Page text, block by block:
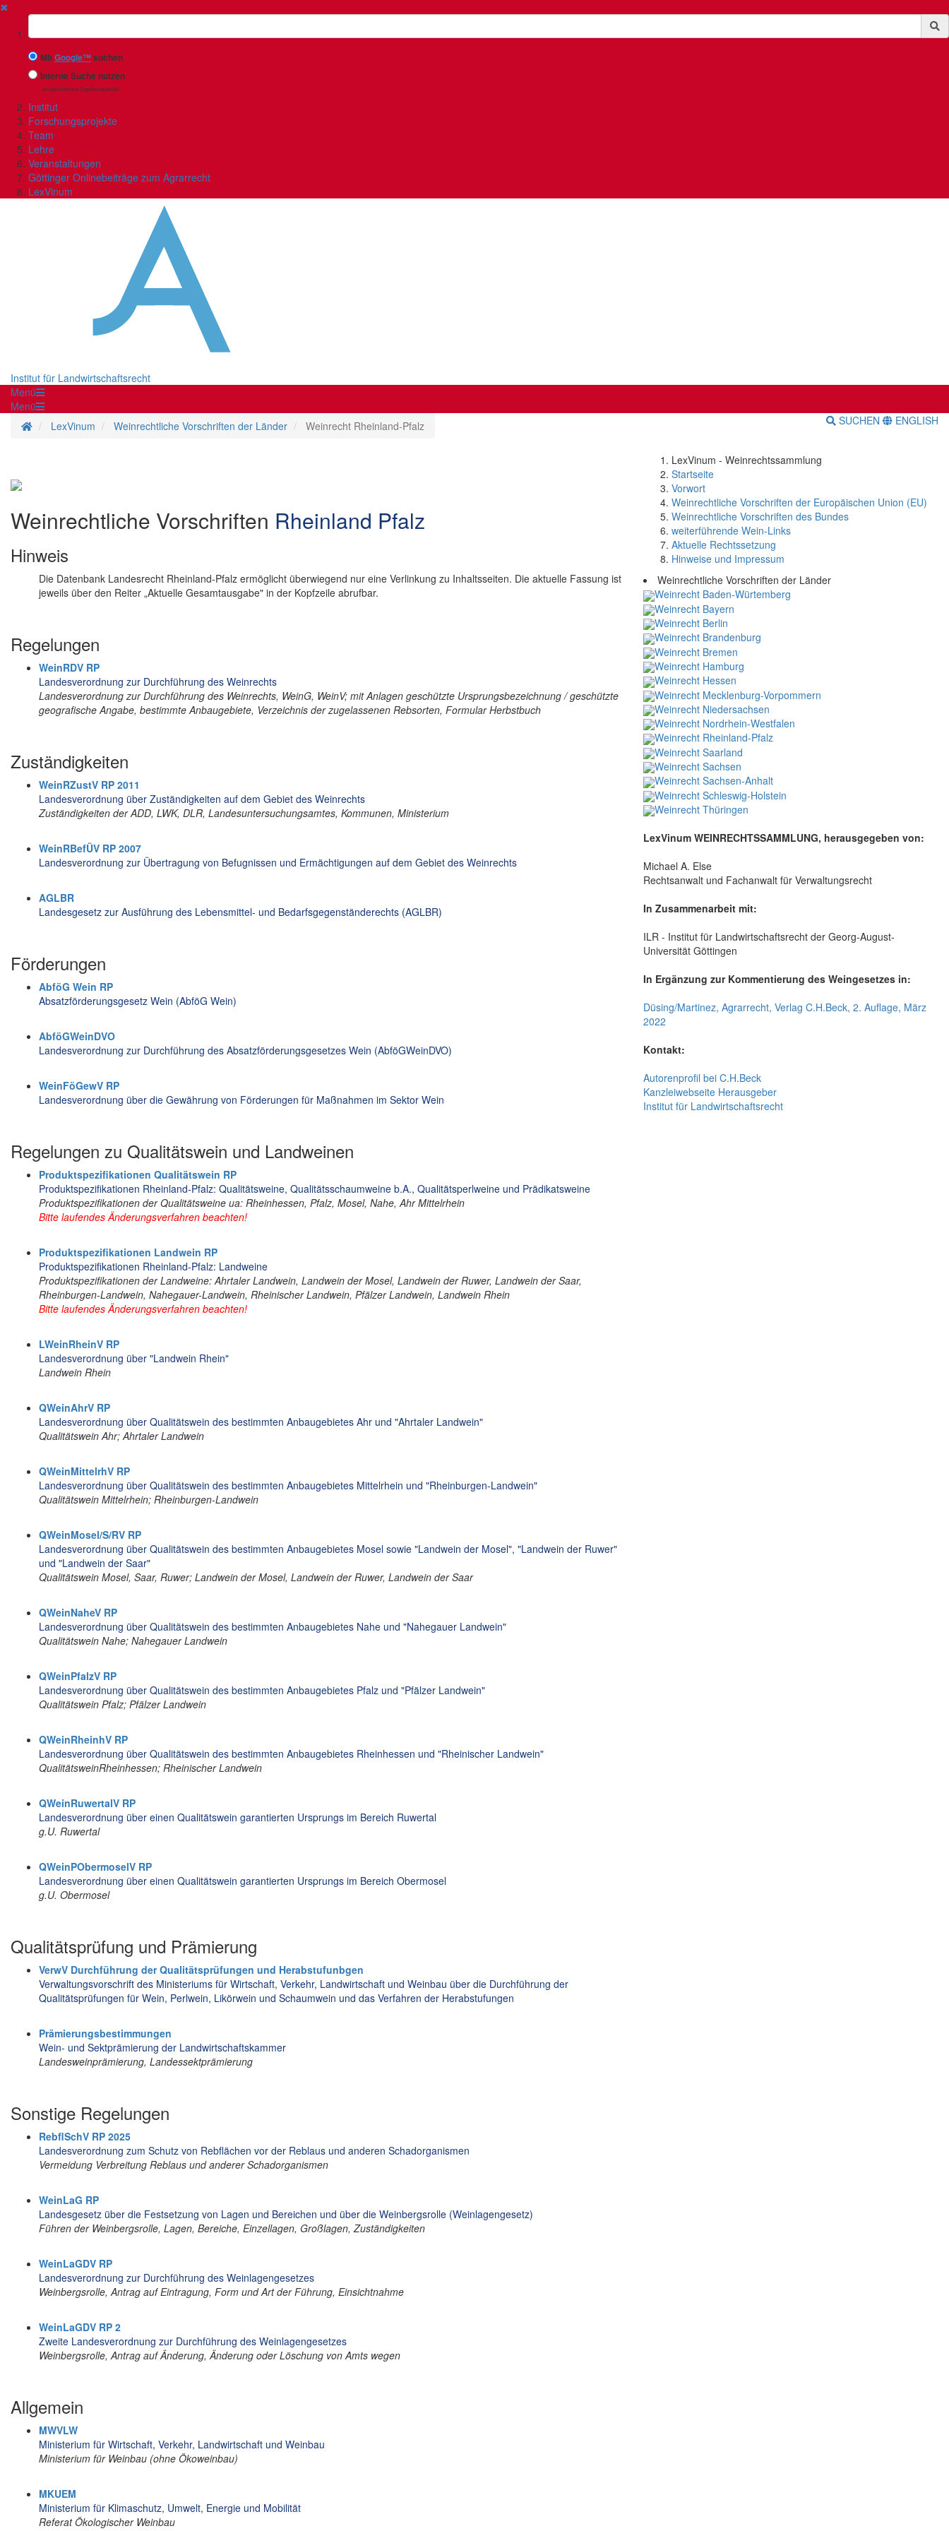
✖
Suchbegriff
MitGoogle™suchen
Interne Suche nutzen
(eingeschränkte Ergebnisqualität)
Institut
Forschungsprojekte
Team
Lehre
Veranstaltungen
Göttinger Onlinebeiträge zum Agrarrecht
LexVinum
Institut für Landwirtschaftsrecht
Menü
Menü
StartseiteLexVinum Weinrechtliche Vorschriften der Länder Weinrecht Rheinland-Pfalz SUCHEN ENGLISH
Weinrechtliche Vorschriften Rheinland Pfalz
Hinweis
Die Datenbank Landesrecht Rheinland-Pfalz ermöglicht überwiegend nur eine Verlinkung zu Inhaltsseiten. Die aktuelle Fassung ist
jeweils über den Reiter „Aktuelle Gesamtausgabe" in der Kopfzeile abrufbar.
Regelungen
WeinRDV RP
Landesverordnung zur Durchführung des Weinrechts
Landesverordnung zur Durchführung des Weinrechts, WeinG, WeinV; mit Anlagen geschützte Ursprungsbezeichnung / geschützte
geografische Angabe, bestimmte Anbaugebiete, Verzeichnis der zugelassenen Rebsorten, Formular Herbstbuch
Zuständigkeiten
WeinRZustV RP 2011
Landesverordnung über Zuständigkeiten auf dem Gebiet des Weinrechts
Zuständigkeiten der ADD, LWK, DLR, Landesuntersuchungsamtes, Kommunen, Ministerium
WeinRBefÜV RP 2007
Landesverordnung zur Übertragung von Befugnissen und Ermächtigungen auf dem Gebiet des Weinrechts
AGLBR
Landesgesetz zur Ausführung des Lebensmittel- und Bedarfsgegenständerechts (AGLBR)
Förderungen
AbföG Wein RP
Absatzförderungsgesetz Wein (AbföG Wein)
AbföGWeinDVO
Landesverordnung zur Durchführung des Absatzförderungsgesetzes Wein (AbföGWeinDVO)
WeinFöGewV RP
Landesverordnung über die Gewährung von Förderungen für Maßnahmen im Sektor Wein
Regelungen zu Qualitätswein und Landweinen
Produktspezifikationen Qualitätswein RP
Produktspezifikationen Rheinland-Pfalz: Qualitätsweine, Qualitätsschaumweine b.A., Qualitätsperlweine und Prädikatsweine
Produktspezifikationen der Qualitätsweine ua: Rheinhessen, Pfalz, Mosel, Nahe, Ahr Mittelrhein
Bitte laufendes Änderungsverfahren beachten!
Produktspezifikationen Landwein RP
Produktspezifikationen Rheinland-Pfalz: Landweine
Produktspezifikationen der Landweine: Ahrtaler Landwein, Landwein der Mosel, Landwein der Ruwer, Landwein der Saar,
Rheinburgen-Landwein, Nahegauer-Landwein, Rheinischer Landwein, Pfälzer Landwein, Landwein Rhein
Bitte laufendes Änderungsverfahren beachten!
LWeinRheinV RP
Landesverordnung über "Landwein Rhein"
Landwein Rhein
QWeinAhrV RP
Landesverordnung über Qualitätswein des bestimmten Anbaugebietes Ahr und "Ahrtaler Landwein"
Qualitätswein Ahr; Ahrtaler Landwein
QWeinMittelrhV RP
Landesverordnung über Qualitätswein des bestimmten Anbaugebietes Mittelrhein und "Rheinburgen-Landwein"
Qualitätswein Mittelrhein; Rheinburgen-Landwein
QWeinMosel/S/RV RP
Landesverordnung über Qualitätswein des bestimmten Anbaugebietes Mosel sowie "Landwein der Mosel", "Landwein der Ruwer"
und "Landwein der Saar"
Qualitätswein Mosel, Saar, Ruwer; Landwein der Mosel, Landwein der Ruwer, Landwein der Saar
QWeinNaheV RP
Landesverordnung über Qualitätswein des bestimmten Anbaugebietes Nahe und "Nahegauer Landwein"
Qualitätswein Nahe; Nahegauer Landwein
QWeinPfalzV RP
Landesverordnung über Qualitätswein des bestimmten Anbaugebietes Pfalz und "Pfälzer Landwein"
Qualitätswein Pfalz; Pfälzer Landwein
QWeinRheinhV RP
Landesverordnung über Qualitätswein des bestimmten Anbaugebietes Rheinhessen und "Rheinischer Landwein"
QualitätsweinRheinhessen; Rheinischer Landwein
QWeinRuwertalV RP
Landesverordnung über einen Qualitätswein garantierten Ursprungs im Bereich Ruwertal
g.U. Ruwertal
QWeinPObermoselV RP
Landesverordnung über einen Qualitätswein garantierten Ursprungs im Bereich Obermosel
g.U. Obermosel
Qualitätsprüfung und Prämierung
VerwV Durchführung der Qualitätsprüfungen und Herabstufunbgen
Verwaltungsvorschrift des Ministeriums für Wirtschaft, Verkehr, Landwirtschaft und Weinbau über die Durchführung der
Qualitätsprüfungen für Wein, Perlwein, Likörwein und Schaumwein und das Verfahren der Herabstufungen
Prämierungsbestimmungen
Wein- und Sektprämierung der Landwirtschaftskammer
Landesweinprämierung, Landessektprämierung
Sonstige Regelungen
RebflSchV RP 2025
Landesverordnung zum Schutz von Rebflächen vor der Reblaus und anderen Schadorganismen
Vermeidung Verbreitung Reblaus und anderer Schadorganismen
WeinLaG RP
Landesgesetz über die Festsetzung von Lagen und Bereichen und über die Weinbergsrolle (Weinlagengesetz)
Führen der Weinbergsrolle, Lagen, Bereiche, Einzellagen, Großlagen, Zuständigkeiten
WeinLaGDV RP
Landesverordnung zur Durchführung des Weinlagengesetzes
Weinbergsrolle, Antrag auf Eintragung, Form und Art der Führung, Einsichtnahme
WeinLaGDV RP 2
Zweite Landesverordnung zur Durchführung des Weinlagengesetzes
Weinbergsrolle, Antrag auf Änderung, Änderung oder Löschung von Amts wegen
Allgemein
MWVLW
Ministerium für Wirtschaft, Verkehr, Landwirtschaft und Weinbau
Ministerium für Weinbau (ohne Ökoweinbau)
MKUEM
Ministerium für Klimaschutz, Umwelt, Energie und Mobilität
Referat Ökologischer Weinbau
LexVinum - Weinrechtssammlung
Startseite
Vorwort
Weinrechtliche Vorschriften der Europäischen Union (EU)
Weinrechtliche Vorschriften des Bundes
weiterführende Wein-Links
Aktuelle Rechtssetzung
Hinweise und Impressum
Weinrechtliche Vorschriften der Länder
Weinrecht Baden-Würtemberg
Weinrecht Bayern
Weinrecht Berlin
Weinrecht Brandenburg
Weinrecht Bremen
Weinrecht Hamburg
Weinrecht Hessen
Weinrecht Mecklenburg-Vorpommern
Weinrecht Niedersachsen
Weinrecht Nordrhein-Westfalen
Weinrecht Rheinland-Pfalz
Weinrecht Saarland
Weinrecht Sachsen
Weinrecht Sachsen-Anhalt
Weinrecht Schleswig-Holstein
Weinrecht Thüringen
LexVinum WEINRECHTSSAMMLUNG, herausgegeben von:
Michael A. Else
Rechtsanwalt und Fachanwalt für Verwaltungsrecht
In Zusammenarbeit mit:
ILR - Institut für Landwirtschaftsrecht der Georg-August-
Universität Göttingen
In Ergänzung zur Kommentierung des Weingesetzes in:
Düsing/Martinez, Agrarrecht, Verlag C.H.Beck, 2. Auflage, März
2022
Kontakt:
Autorenprofil bei C.H.Beck
Kanzleiwebseite Herausgeber
Institut für Landwirtschaftsrecht